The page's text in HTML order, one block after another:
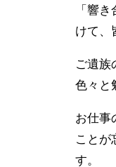
「響
けて、
ご遺
色々と
お仕事
こと
す。